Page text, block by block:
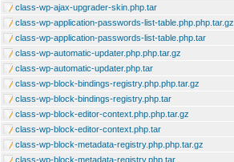
class-wp-ajax-upgrader-skin.php.tar
class-wp-application-passwords-list-table.php.php.tar.gz
class-wp-application-passwords-list-table.php.tar
class-wp-automatic-updater.php.php.tar.gz
class-wp-automatic-updater.php.tar
class-wp-block-bindings-registry.php.php.tar.gz
class-wp-block-bindings-registry.php.tar
class-wp-block-editor-context.php.php.tar.gz
class-wp-block-editor-context.php.tar
class-wp-block-metadata-registry.php.php.tar.gz
class-wp-block-metadata-registry.php.tar